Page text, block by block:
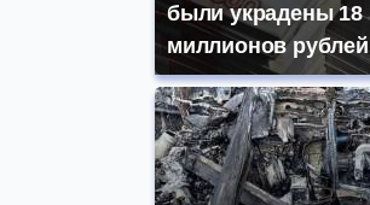
были украдены 18
миллионов рублей